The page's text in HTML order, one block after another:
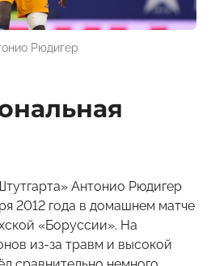
Рюдигер
Антонио Рюдигер
2012 года в домашнем матче
«Боруссии». На
из-за травм и высокой